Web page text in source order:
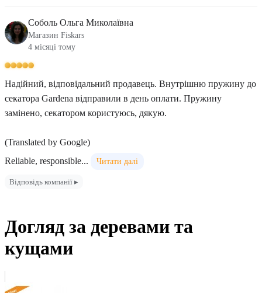
Соболь Ольга Миколаївна
Магазин Fiskars
4 місяці тому
Надійний, відповідальний продавець. Внутрішню пружину до
секатора Gardena відправили в день оплати. Пружину
замінено, секатором користуюсь, дякую.
(Translated by Google)
Reliable, responsible...
Читати далі
Відповідь компанії ▸
Догляд за деревами та
кущами